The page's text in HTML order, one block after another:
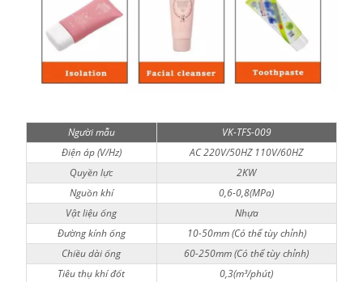
Người mẫu
VK-TFS-009
Điện áp (V/Hz)
AC 220V/50HZ 110V/60HZ
Quyền lực
2KW
Nguồn khí
0,6-0,8(MPa)
Vật liệu ống
Nhựa
Đường kính ống
10-50mm (Có thể tùy chỉnh)
Chiều dài ống
60-250mm (Có thể tùy chỉnh)
Tiêu thụ khí đốt
0,3(m³/phút)